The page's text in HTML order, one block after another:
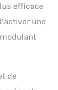
efficace
une
de